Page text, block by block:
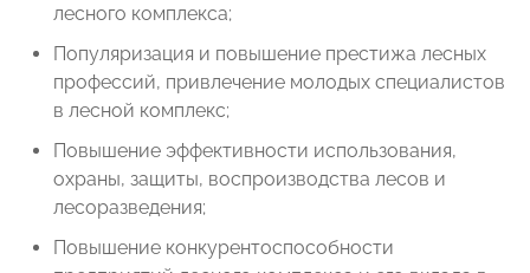
лесного комплекса;
Популяризация и повышение престижа лесных
профессий, привлечение молодых специалистов
в лесной комплекс;
Повышение эффективности использования,
охраны, защиты, воспроизводства лесов и
лесоразведения;
Повышение конкурентоспособности